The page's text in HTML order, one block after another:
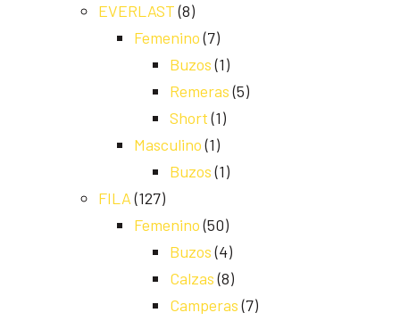
EVERLAST (8)
Femenino (7)
Buzos (1)
Remeras (5)
Short (1)
Masculino (1)
Buzos (1)
FILA (127)
Femenino (50)
Buzos (4)
Calzas (8)
Camperas (7)